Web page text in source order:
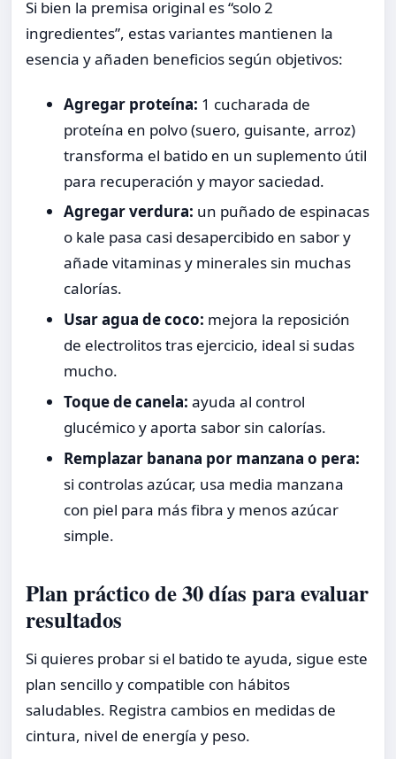
Si bien la premisa original es “solo 2
ingredientes”, estas variantes mantienen la
esencia y añaden beneficios según objetivos:
Agregar proteína: 1 cucharada de
proteína en polvo (suero, guisante, arroz)
transforma el batido en un suplemento útil
para recuperación y mayor saciedad.
Agregar verdura: un puñado de espinacas
o kale pasa casi desapercibido en sabor y
añade vitaminas y minerales sin muchas
calorías.
Usar agua de coco: mejora la reposición
de electrolitos tras ejercicio, ideal si sudas
mucho.
Toque de canela: ayuda al control
glucémico y aporta sabor sin calorías.
Remplazar banana por manzana o pera:
si controlas azúcar, usa media manzana
con piel para más fibra y menos azúcar
simple.
Plan práctico de 30 días para evaluar
resultados
Si quieres probar si el batido te ayuda, sigue este
plan sencillo y compatible con hábitos
saludables. Registra cambios en medidas de
cintura, nivel de energía y peso.